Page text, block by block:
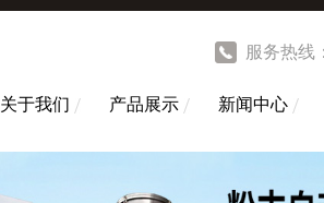
服务热线
关于我们 产品展示 新闻中心